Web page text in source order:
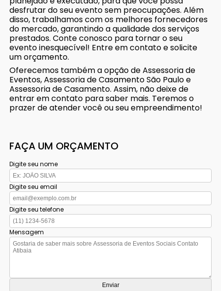
desfrutar do seu evento sem preocupações. Além
disso, trabalhamos com os melhores fornecedores
do mercado, garantindo a qualidade dos serviços
prestados. Conte conosco para tornar o seu
evento inesquecível! Entre em contato e solicite
um orçamento.
Oferecemos também a opção de Assessoria de
Eventos, Assessoria de Casamento São Paulo e
Assessoria de Casamento. Assim, não deixe de
entrar em contato para saber mais. Teremos o
prazer de atender você ou seu empreendimento!
FAÇA UM ORÇAMENTO
Digite seu nome
Digite seu email
Digite seu telefone
Mensagem